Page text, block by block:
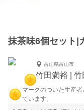
抹茶味6個セット|
富山県富山市
竹田満裕 | 竹
マークのついた生産
ています。